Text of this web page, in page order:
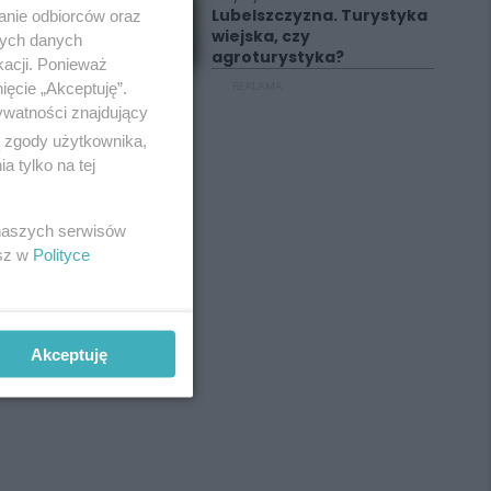
Lubelszczyzna. Turystyka
wiejska, czy
agroturystyka?
odbiorców oraz
danych
Ponieważ
„Akceptuję”.
znajdujący
użytkownika,
tylko na tej
serwisów
w Polityce
Akceptuję